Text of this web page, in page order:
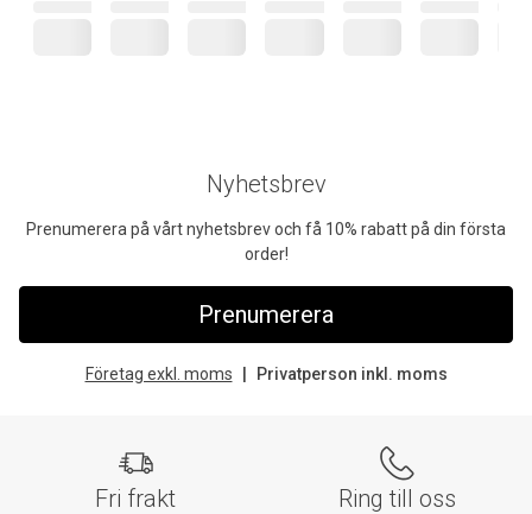
Nyhetsbrev
Prenumerera på vårt nyhetsbrev och få 10% rabatt på din första
order!
Prenumerera
Företag exkl. moms Privatperson inkl. moms
Fri frakt Ring till oss